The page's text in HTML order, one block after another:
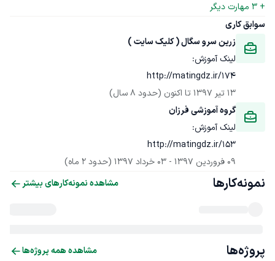
+
3 مهارت دیگر
سوابق کاری
زرین سرو سگال ( کلیک سایت )
http://matingdz.ir/174
13 تیر 1397
تا اکنون (حدود 8 سال)
گروه آموزشی فرزان
http://matingdz.ir/153
09 فروردین 1397
- 03 خرداد 1397 (حدود 2 ماه)
نمونه‌کارها مشاهده نمونه‌کارهای بیشتر
پروژه‌ها مشاهده همه پروژه‌ها